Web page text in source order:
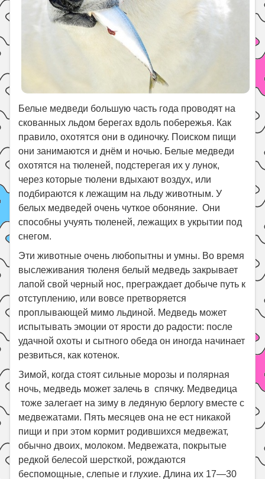
Белые медведи большую часть года проводят на
скованных льдом берегах вдоль побережья. Как
правило, охотятся они в одиночку. Поиском пищи
они занимаются и днём и ночью. Белые медведи
охотятся на тюленей, подстерегая их у лунок,
через которые тюлени вдыхают воздух, или
подбираются к лежащим на льду животным. У
белых медведей очень чуткое обоняние. Они
способны учуять тюленей, лежащих в укрытии под
снегом.
Эти животные очень любопытны и умны. Во время
выслеживания тюленя белый медведь закрывает
лапой свой черный нос, преграждает добыче путь к
отступлению, или вовсе претворяется
проплывающей мимо льдиной. Медведь может
испытывать эмоции от ярости до радости: после
удачной охоты и сытного обеда он иногда начинает
резвиться, как котенок.
Зимой, когда стоят сильные морозы и полярная
ночь, медведь может залечь в спячку. Медведица
тоже залегает на зиму в ледяную берлогу вместе с
медвежатами. Пять месяцев она не ест никакой
пищи и при этом кормит родившихся медвежат,
обычно двоих, молоком. Медвежата, покрытые
редкой белесой шерсткой, рождаются
беспомощные, слепые и глухие. Длина их 17—30